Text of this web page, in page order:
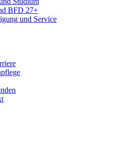
BFD 27+
und Service